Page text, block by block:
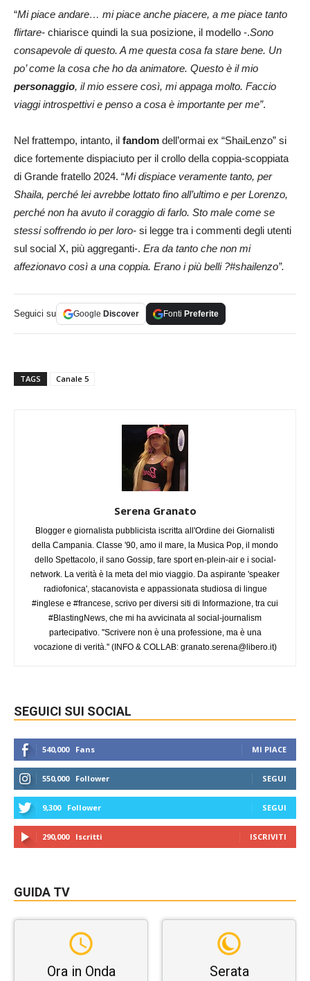
“Mi piace andare… mi piace anche piacere, a me piace tanto
flirtare- chiarisce quindi la sua posizione, il modello -.Sono
consapevole di questo. A me questa cosa fa stare bene. Un
po’ come la cosa che ho da animatore. Questo è il mio
personaggio, il mio essere così, mi appaga molto. Faccio
viaggi introspettivi e penso a cosa è importante per me”.
Nel frattempo, intanto, il fandom dell’ormai ex “ShaiLenzo” si
dice fortemente dispiaciuto per il crollo della coppia-scoppiata
di Grande fratello 2024. “Mi dispiace veramente tanto, per
Shaila, perché lei avrebbe lottato fino all’ultimo e per Lorenzo,
perché non ha avuto il coraggio di farlo. Sto male come se
stessi soffrendo io per loro- si legge tra i commenti degli utenti
sul social X, più aggreganti-. Era da tanto che non mi
affezionavo così a una coppia. Erano i più belli ?#shailenzo”.
Seguici su Google Discover Fonti Preferite
TAGS Canale 5
Serena Granato
Blogger e giornalista pubblicista iscritta all'Ordine dei Giornalisti
della Campania. Classe '90, amo il mare, la Musica Pop, il mondo
dello Spettacolo, il sano Gossip, fare sport en-plein-air e i social-
network. La verità è la meta del mio viaggio. Da aspirante 'speaker
radiofonica', stacanovista e appassionata studiosa di lingue
#inglese e #francese, scrivo per diversi siti di Informazione, tra cui
#BlastingNews, che mi ha avvicinata al social-journalism
partecipativo. ''Scrivere non è una professione, ma è una
vocazione di verità.'' (INFO & COLLAB: granato.serena@libero.it)
SEGUICI SUI SOCIAL
540,000 Fans MI PIACE
550,000 Follower SEGUI
9,300 Follower SEGUI
290,000 Iscritti ISCRIVITI
GUIDA TV
Ora in Onda Serata